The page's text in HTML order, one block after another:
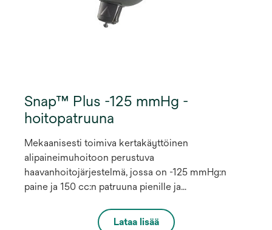
Snap™ Plus -125 mmHg -
hoitopatruuna
Mekaanisesti toimiva kertakäyttöinen
alipaineimuhoitoon perustuva
haavanhoitojärjestelmä, jossa on -125 mmHg:n
paine ja 150 cc:n patruuna pienille ja
Lataa lisää